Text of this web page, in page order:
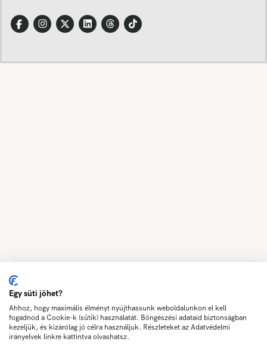
Egy süti jöhet?
Ahhoz, hogy maximális élményt nyújthassunk weboldalunkon el kell
fogadnod a Cookie-k (sütik) használatát. Böngészési adataid biztonságban
kezeljük, és kizárólag jó célra használjuk. Részleteket az Adatvédelmi
irányelvek linkre kattintva olvashatsz.